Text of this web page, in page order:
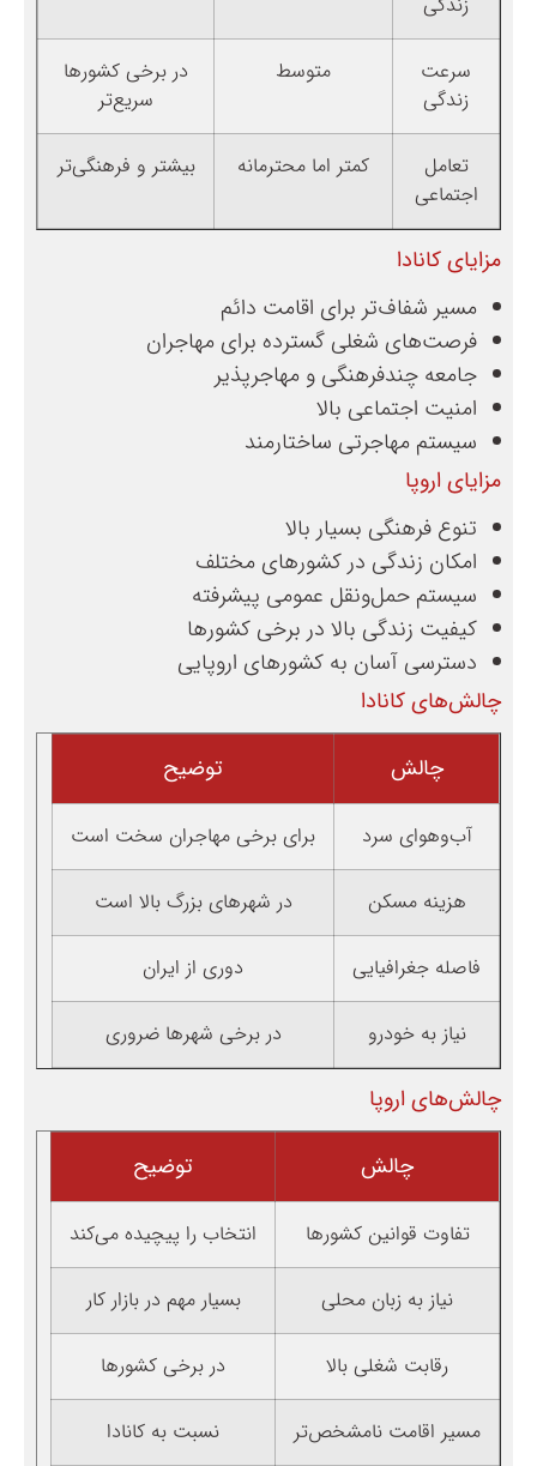
سرعت
زندگی
متوسط
در برخی کشورها
سریع‌تر
تعامل
اجتماعی
کمتر اما محترمانه بیشتر و فرهنگی‌تر
مزایای کانادا
مسیر شفاف‌تر برای اقامت دائم
فرصت‌های شغلی گسترده برای مهاجران
جامعه چندفرهنگی و مهاجرپذیر
امنیت اجتماعی بالا
سیستم مهاجرتی ساختارمند
مزایای اروپا
تنوع فرهنگی بسیار بالا
امکان زندگی در کشورهای مختلف
سیستم حمل‌ونقل عمومی پیشرفته
کیفیت زندگی بالا در برخی کشورها
دسترسی آسان به کشورهای اروپایی
چالش‌های کانادا
چالش
توضیح
آب‌وهوای سرد برای برخی مهاجران سخت است
هزینه مسکن در شهرهای بزرگ بالا است
فاصله جغرافیایی دوری از ایران
نیاز به خودرو در برخی شهرها ضروری
چالش‌های اروپا
چالش
توضیح
تفاوت قوانین کشورها انتخاب را پیچیده می‌کند
نیاز به زبان محلی بسیار مهم در بازار کار
رقابت شغلی بالا در برخی کشورها
مسیر اقامت نامشخص‌تر نسبت به کانادا